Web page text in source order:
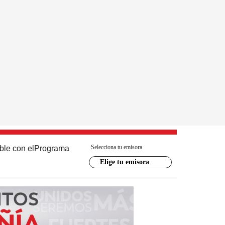
con el Programa Selecciona tu emisora
Elige tu emisora